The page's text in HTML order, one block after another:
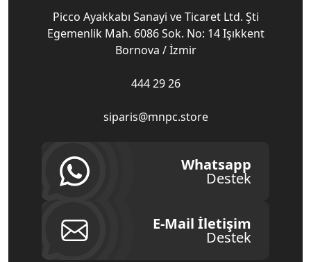
Picco Ayakkabı Sanayi ve Ticaret Ltd. Şti
Egemenlik Mah. 6086 Sok. No: 14 Işıkkent
Bornova / İzmir
444 29 26
siparis@mnpc.store
Whatsapp
Destek
E-Mail İletişim
Destek